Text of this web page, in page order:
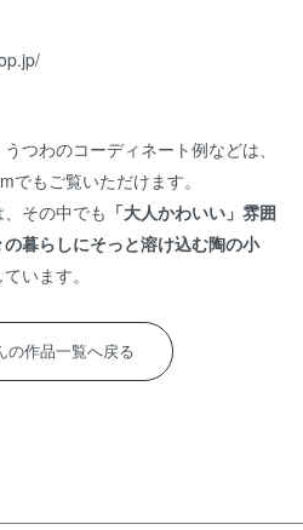
つわのコーディネート例などは、
もご覧いただけます。
その中でも 「大人かわいい」雰囲
暮らしにそっと溶け込む陶の小
います。
の作品一覧へ戻る